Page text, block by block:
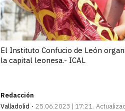
El Instituto Confucio de León
la capital leonesa.- ICAL
Redacción
Valladolid
25.06.2023 | 17:21